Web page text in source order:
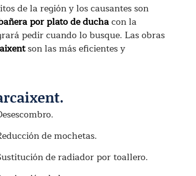
de la región y los causantes son
por plato de duchacon la
pedir cuando lo busque. Las obras
son las más eficientes y
de mochetas.
de radiador por toallero.